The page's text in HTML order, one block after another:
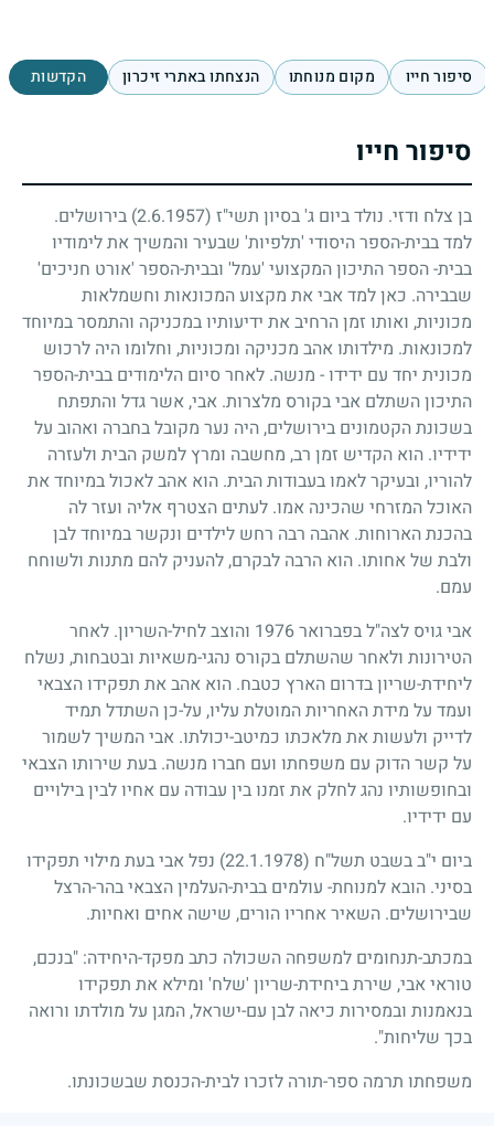
סיפור חייו מקום מנוחתו הנצחתו באתרי זיכרון הקדשות
סיפור חייו
בן צלח ודזי. נולד ביום ג' בסיון תשי"ז (2.6.1957)
בירושלים.
למד בבית-הספר היסודי 'תלפיות' שבעיר והמשיך את לימודיו
בבית- הספר התיכון המקצועי 'עמל' ובבית-הספר 'אורט חניכים'
שבבירה. כאן למד אבי את מקצוע המכונאות וחשמלאות
מכוניות, ואותו זמן הרחיב את ידיעותיו במכניקה והתמסר במיוחד
למכונאות. מילדותו אהב מכניקה ומכוניות, וחלומו היה לרכוש
מכונית יחד עם ידידו - מנשה. לאחר סיום הלימודים בבית-הספר
התיכון השתלם אבי בקורס מלצרות. אבי, אשר גדל והתפתח
בשכונת הקטמונים בירושלים, היה נער מקובל בחברה ואהוב על
ידידיו. הוא הקדיש זמן רב, מחשבה ומרץ למשק הבית ולעזרה
להוריו, ובעיקר לאמו בעבודות הבית. הוא אהב לאכול במיוחד את
האוכל המזרחי שהכינה אמו. לעתים הצטרף אליה ועזר לה
בהכנת הארוחות. אהבה רבה רחש לילדים ונקשר במיוחד לבן
ולבת של אחותו. הוא הרבה לבקרם, להעניק להם מתנות ולשוחח
עמם.
אבי גויס לצה"ל בפברואר1976 והוצב לחיל-השריון. לאחר
הטירונות ולאחר שהשתלם בקורס נהגי-משאיות ובטבחות, נשלח
ליחידת-שריון בדרום הארץ כטבח. הוא אהב את תפקידו הצבאי
ועמד על מידת האחריות המוטלת עליו, על-כן השתדל תמיד
לדייק ולעשות את מלאכתו כמיטב-יכולתו. אבי המשיך לשמור
על קשר הדוק עם משפחתו ועם חברו מנשה. בעת שירותו הצבאי
ובחופשותיו נהג לחלק את זמנו בין עבודה עם אחיו לבין בילויים
עם ידידיו.
ביום י"ב בשבט תשל"ח (22.1.1978)
נפל אבי בעת מילוי תפקידו
בסיני. הובא למנוחת- עולמים בבית-העלמין הצבאי בהר-הרצל
שבירושלים. השאיר אחריו הורים, שישה אחים ואחיות.
במכתב-תנחומים למשפחה השכולה כתב מפקד-היחידה: "בנכם,
טוראי אבי, שירת ביחידת-שריון 'שלח' ומילא את תפקידו
בנאמנות ובמסירות כיאה לבן עם-ישראל, המגן על מולדתו ורואה
בכך שליחות".
משפחתו תרמה ספר-תורה לזכרו לבית-הכנסת שבשכונתו.